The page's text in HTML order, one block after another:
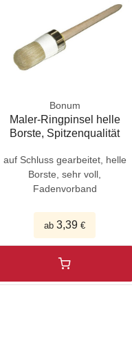
Bonum
Maler-Ringpinsel helle
Borste, Spitzenqualität
auf Schluss gearbeitet, helle
Borste, sehr voll,
Fadenvorband
ab3,39 €